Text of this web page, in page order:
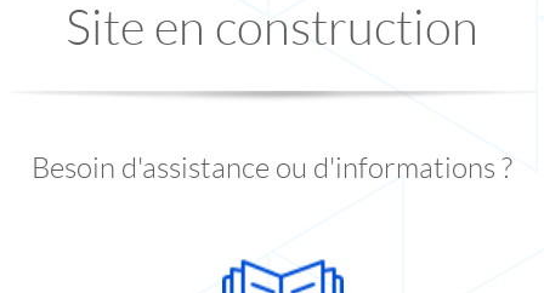
Site en construction
Besoin d'assistance ou d'informations ?